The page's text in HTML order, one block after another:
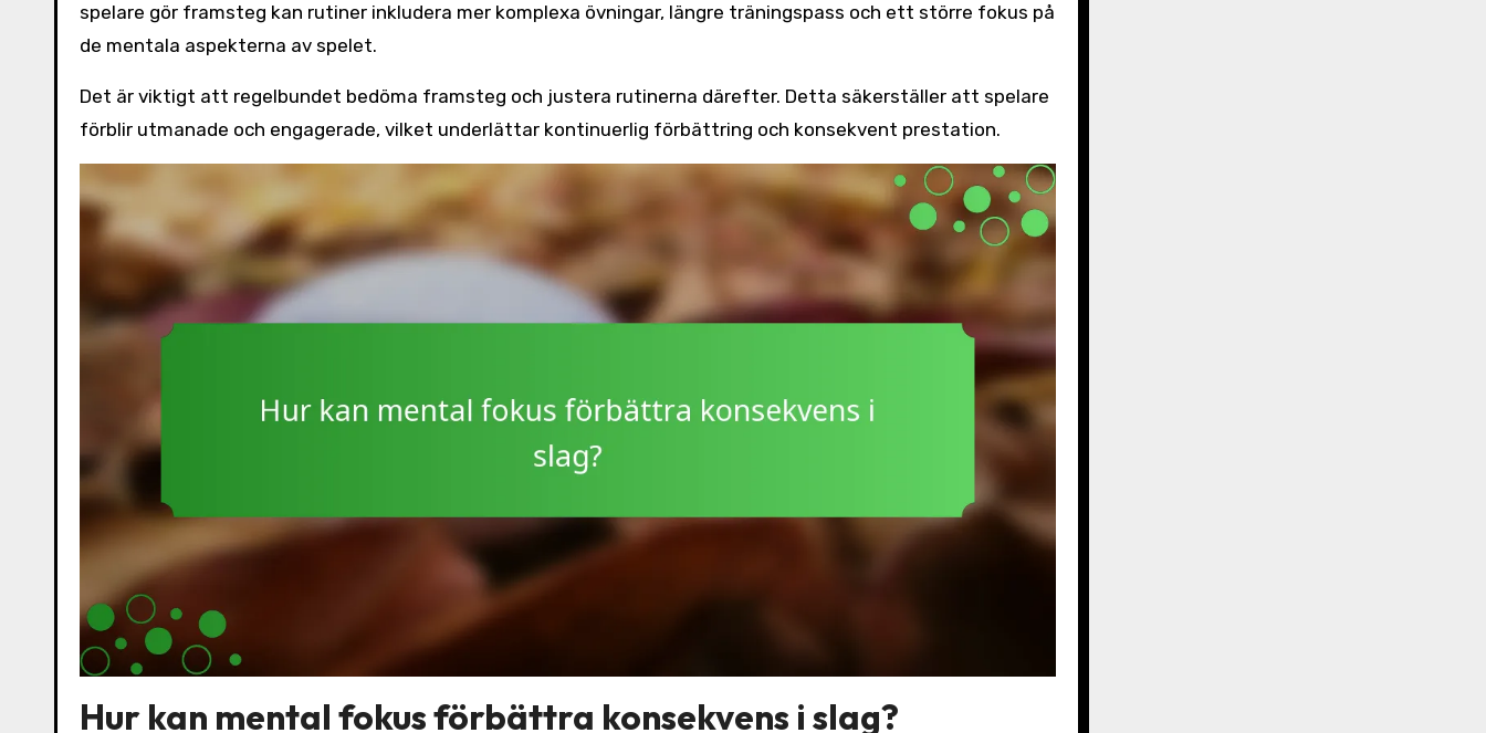
spelare gör framsteg kan rutiner inkludera mer komplexa övningar, längre träningspass och ett större fokus på
de mentala aspekterna av spelet.
Det är viktigt att regelbundet bedöma framsteg och justera rutinerna därefter. Detta säkerställer att spelare
förblir utmanade och engagerade, vilket underlättar kontinuerlig förbättring och konsekvent prestation.
Hur kan mental fokus förbättra konsekvens i slag?